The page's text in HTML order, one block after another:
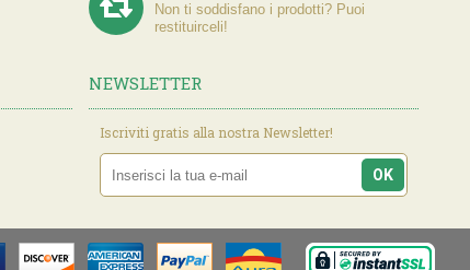
Non ti soddisfano i prodotti? Puoi
restituirceli!
NEWSLETTER
Iscriviti gratis alla nostra Newsletter!
OK